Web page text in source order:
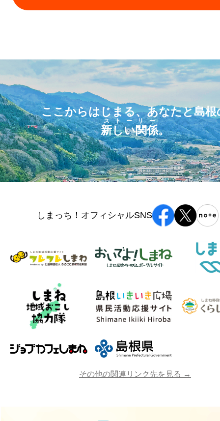
ここからはじまる、あなたと島根
新しい関係
ストーリー
。
しまっち！オフィシャルSNS
その他の関連リンク先を見る →